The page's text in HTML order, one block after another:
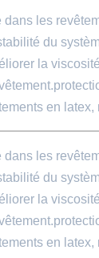
dans les
du
la
en
dans les
du
la
en